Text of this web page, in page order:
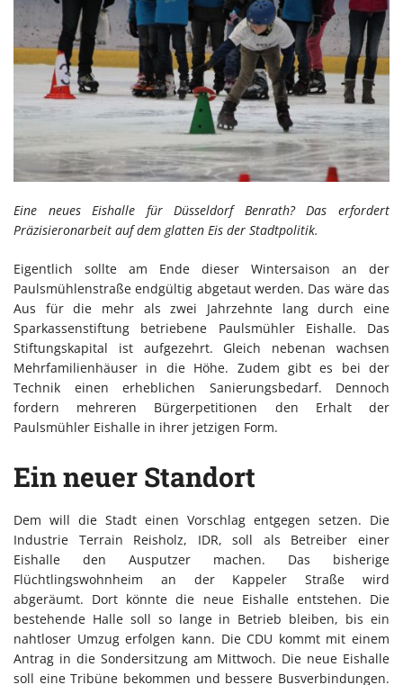
Eine neues Eishalle für Düsseldorf Benrath? Das erfordert
Präzisieronarbeit auf dem glatten Eis der Stadtpolitik.
Eigentlich sollte am Ende dieser Wintersaison an der
Paulsmühlenstraße endgültig abgetaut werden. Das wäre das
Aus für die mehr als zwei Jahrzehnte lang durch eine
Sparkassenstiftung betriebene Paulsmühler Eishalle. Das
Stiftungskapital ist aufgezehrt. Gleich nebenan wachsen
Mehrfamilienhäuser in die Höhe. Zudem gibt es bei der
Technik einen erheblichen Sanierungsbedarf. Dennoch
fordern mehreren Bürgerpetitionen den Erhalt der
Paulsmühler Eishalle in ihrer jetzigen Form.
Ein neuer Standort
Dem will die Stadt einen Vorschlag entgegen setzen. Die
Industrie Terrain Reisholz, IDR, soll als Betreiber einer
Eishalle den Ausputzer machen. Das bisherige
Flüchtlingswohnheim an der Kappeler Straße wird
abgeräumt. Dort könnte die neue Eishalle entstehen. Die
bestehende Halle soll so lange in Betrieb bleiben, bis ein
nahtloser Umzug erfolgen kann. Die CDU kommt mit einem
Antrag in die Sondersitzung am Mittwoch. Die neue Eishalle
soll eine Tribüne bekommen und bessere Busverbindungen.